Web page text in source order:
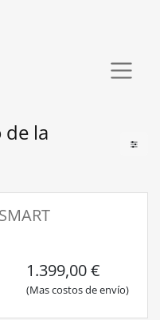
la
1.399,00€
(Mas costos de envío)